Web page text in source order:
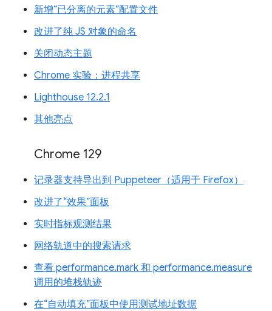
新增“已分离的元素”配置文件
改进了纯 JS 对象的命名
关闭动态主题
Chrome 实验：进程共享
Lighthouse 12.2.1
其他亮点
Chrome 129
记录器支持导出到 Puppeteer（适用于 Firefox）
改进了“效果”面板
实时指标观测结果
网络轨道中的搜索请求
查看 performance.mark 和 performance.measure
调用的堆栈轨迹
在“自动填充”面板中使用测试地址数据